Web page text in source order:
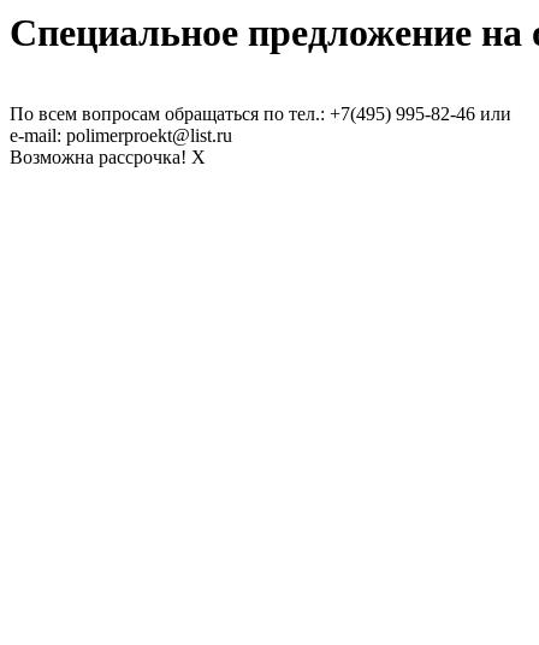
Специальное предложение на
По всем вопросам обращаться по тел.: +7(495) 995-82-46 или
e-mail: polimerproekt@list.ru
Возможна рассрочка! X